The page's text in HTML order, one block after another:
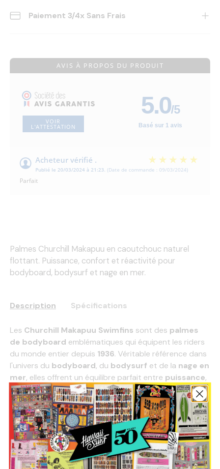
Paiement 3/4x Sans Frais
AVIS À PROPOS DU PRODUIT
VOIR
L'ATTESTATION
5.0/5
Basé sur 1 avis
Acheteur vérifié .
Publié le 20/03/2024 à 21:23. (Date de commande : 09/03/2024)
Parfait
Palmes Churchill Makapuu en caoutchouc naturel
flottant. Puissance, confort et réactivité pour
bodyboard, bodysurf et nage en mer.
Description Spécifications
Les Churchill Makapuu Swimfins sont des palmes
de bodyboard emblématiques qui équipent les riders
du monde entier depuis 1936. Véritable référence dans
l'univers du bodyboard, du bodysurf et de la nage en
mer, elles offrent un équilibre parfait entre puissance,
confort,réactivitéetcontrôle, quelles que soient les
conditions.
Leur design breveté, inspiré du mouvement naturel de
la queue d'un dauphin, procure une propulsion fluide et
efficace pour franchir la barre plus facilement,
accélérer rapidement et optimiser chaque prise de